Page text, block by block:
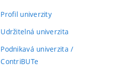
Profil univerzity
Udržitelná univerzita
Podnikavá univerzita /
ContriBUTe